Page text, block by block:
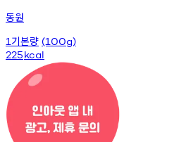
동원
1 기본량 (100g)
225kcal